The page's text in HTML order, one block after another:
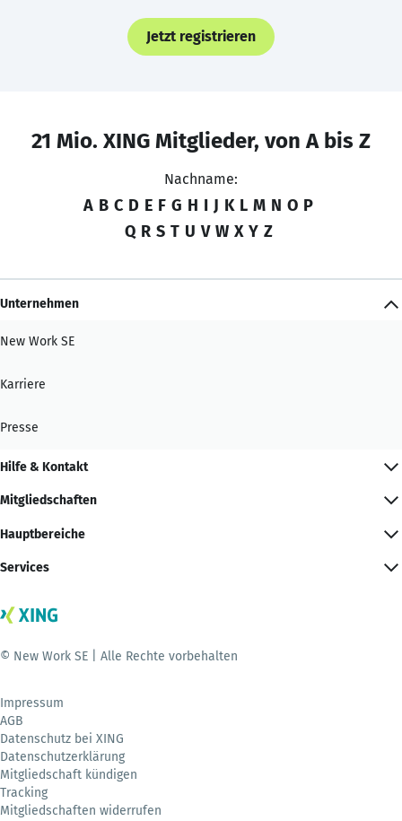
Jetzt registrieren
21 Mio. XING Mitglieder, von A bis Z
Nachname:
A B C D E F G H I J K L M N O P
Q R S T U V W X Y Z
Unternehmen
New Work SE
Karriere
Presse
Hilfe & Kontakt
Mitgliedschaften
Hauptbereiche
Services
© New Work SE | Alle Rechte vorbehalten
Impressum
AGB
Datenschutz bei XING
Datenschutzerklärung
Mitgliedschaft kündigen
Tracking
Mitgliedschaften widerrufen